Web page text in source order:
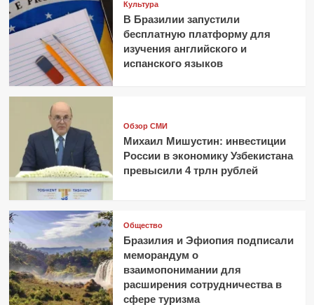
о
ней
правду
Культура
В Бразилии запустили
бесплатную платформу для
изучения английского и
испанского языков
Обзор СМИ
Михаил Мишустин: инвестиции
России в экономику Узбекистана
превысили 4 трлн рублей
Общество
Бразилия и Эфиопия подписали
меморандум о
взаимопонимании для
расширения сотрудничества в
сфере туризма